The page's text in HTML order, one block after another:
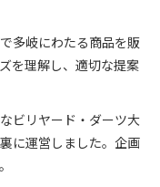
多岐にわたる商品を販
を理解し、適切な提案
ビリヤード・ダーツ大
に運営しました。企画